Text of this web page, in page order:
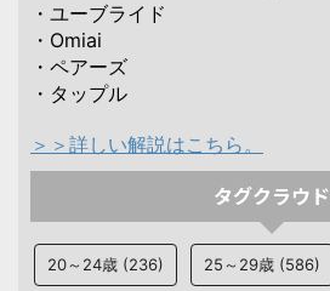
・ユーブライド
・Omiai
・ペアーズ
・タップル
＞＞詳しい解説はこちら。
タグクラウド
20～24歳 (236) 25～29歳 (586)